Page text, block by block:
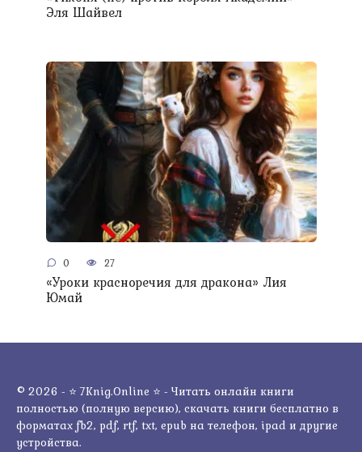
Эля Шайвел
0 27
«Уроки красноречия для дракона» Лия
Юмай
© 2026 - ⭐ 7Knig.Online ⭐ - Читать онлайн книги
полностью (полную версию), скачать книги бесплатно в
форматах fb2, pdf, rtf, txt, epub на телефон, ipad и другие
устройства.